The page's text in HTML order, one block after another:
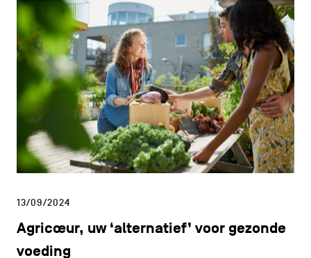
13/09/2024
Agricœur, uw ‘alternatief’ voor gezonde
voeding